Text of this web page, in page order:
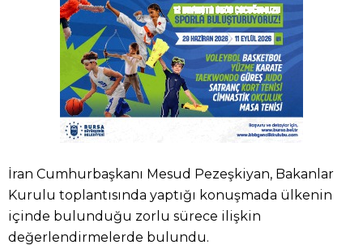
İran Cumhurbaşkanı Mesud Pezeşkiyan, Bakanlar
Kurulu toplantısında yaptığı konuşmada ülkenin
içinde bulunduğu zorlu sürece ilişkin
değerlendirmelerde bulundu.